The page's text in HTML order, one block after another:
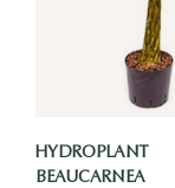
HYDROPLANT
BEAUCARNEA